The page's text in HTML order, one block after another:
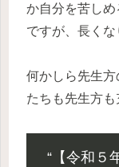
か自分を苦しめ
ですが、長くな
何かしら先生
たちも先生方も
“【令和５